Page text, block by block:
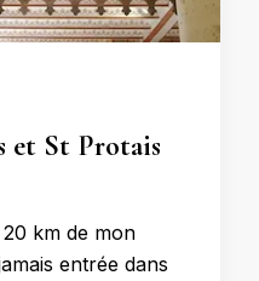
et St Protais
20 km de mon
entrée dans